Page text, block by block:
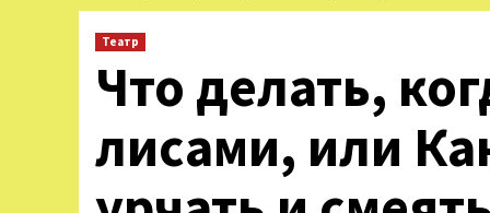
Театр
Что делать,
лисами, или